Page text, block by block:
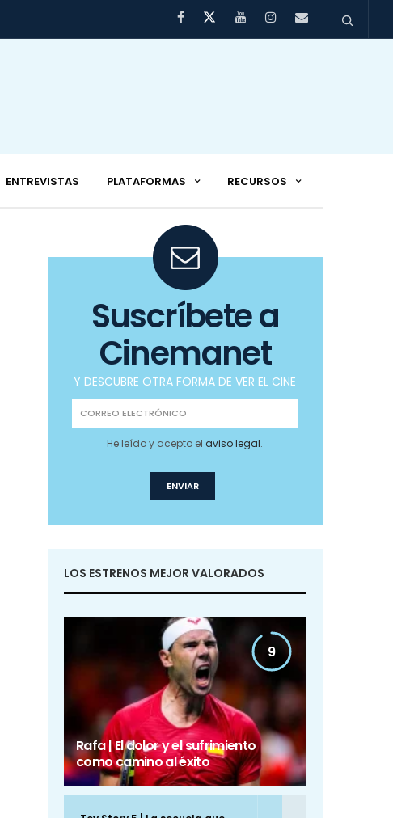
ENTREVISTAS PLATAFORMAS RECURSOS
Suscríbete a
Cinemanet
Y DESCUBRE OTRA FORMA DE VER EL CINE
He leído y acepto elaviso legal.
LOS ESTRENOS MEJOR VALORADOS
9
Rafa | El dolor y el sufrimiento
como camino al éxito